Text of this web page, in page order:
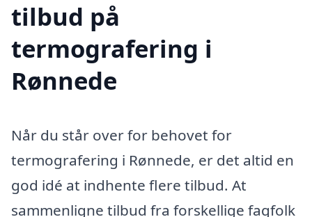
tilbud på
termografering i
Rønnede
Når du står over for behovet for
termografering i Rønnede, er det altid en
god idé at indhente flere tilbud. At
sammenligne tilbud fra forskellige fagfolk